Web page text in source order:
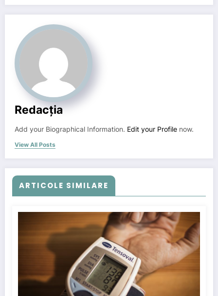
Redacția
Add your Biographical Information. Edit your Profile now.
View All Posts
ARTICOLE SIMILARE